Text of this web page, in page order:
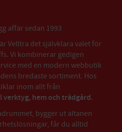
affär sedan 1993
Velltra det självklara valet för
Vi kombinerar gedigen
med en modern webbutik
bredaste sortiment. Hos
inom allt från
verktyg, hem och trädgård.
bygger ut altanen
får du alltid